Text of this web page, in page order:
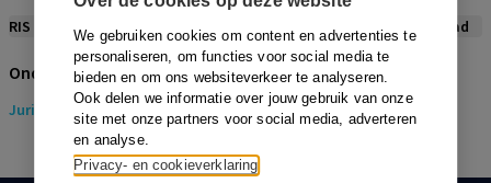
We gebruiken cookies om content en advertenties te
personaliseren, om functies voor social media te
bieden en om ons websiteverkeer te analyseren.
Ook delen we informatie over jouw gebruik van onze
site met onze partners voor social media, adverteren
en analyse.
Privacy- en cookieverklaring
RIS BibTex APA Vancouver Leidraad
Onderwerpen
Juridisch > Gezondheidsrecht